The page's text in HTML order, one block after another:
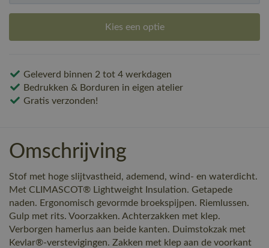
Kies een optie
Geleverd binnen 2 tot 4 werkdagen
Bedrukken & Borduren in eigen atelier
Gratis verzonden!
Omschrijving
Stof met hoge slijtvastheid, ademend, wind- en waterdicht.
Met CLIMASCOT® Lightweight Insulation. Getapede
naden. Ergonomisch gevormde broekspijpen. Riemlussen.
Gulp met rits. Voorzakken. Achterzakken met klep.
Verborgen hamerlus aan beide kanten. Duimstokzak met
Kevlar®-verstevigingen. Zakken met klep aan de voorkant